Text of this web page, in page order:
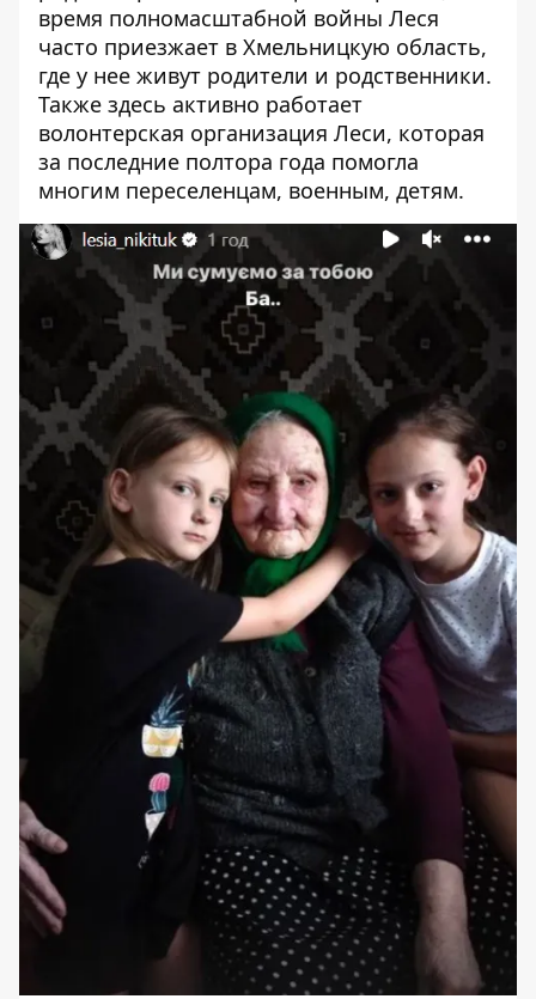
время полномасштабной войны Леся
часто приезжает в Хмельницкую область,
где у нее живут родители и родственники.
Также здесь активно работает
волонтерская организация Леси, которая
за последние полтора года помогла
многим переселенцам, военным, детям.